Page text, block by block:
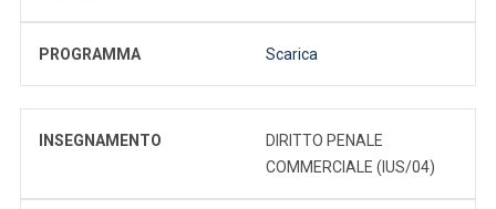
PROGRAMMA Scarica
INSEGNAMENTO
DIRITTO PENALE
COMMERCIALE (IUS/04)